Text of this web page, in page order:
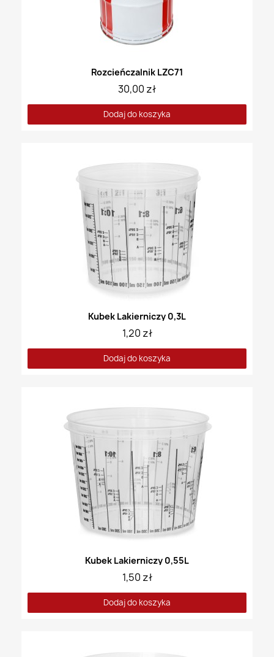
Rozcieńczalnik LZC71
30,00 zł
Dodaj do koszyka
Kubek Lakierniczy 0,3L
1,20 zł
Dodaj do koszyka
Kubek Lakierniczy 0,55L
1,50 zł
Dodaj do koszyka